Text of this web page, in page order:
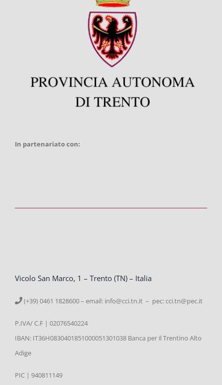
In partenariato con:
Vicolo San Marco, 1 – Trento (TN) – Italia
(+39) 0461 1828600 – email: info@cci.tn.it – pec: cci.tn@pec.it
P.IVA/ C.F | 02076540224
IBAN: IT36H0830401851000051301038 Banca per il Trentino Alto
Adige
PIC | 940811149